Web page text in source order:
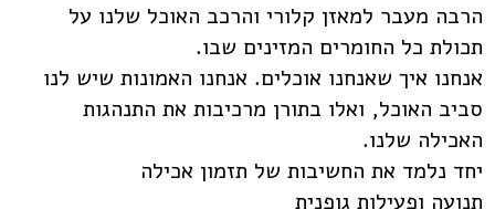
הרבה מעבר למאזן קלורי והרכב האוכל שלנו על
תכולת כל החומרים המזינים שבו.
אנחנו איך שאנחנו אוכלים. אנחנו האמונות שיש לנו
סביב האוכל, ואלו בתורן מרכיבות את התנהגות
האכילה שלנו.
יחד נלמד את החשיבות של תזמון אכילה
תנועה ופעילות גופנית